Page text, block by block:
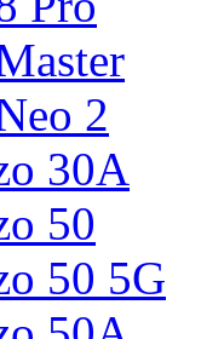
2
30A
50
50 5G